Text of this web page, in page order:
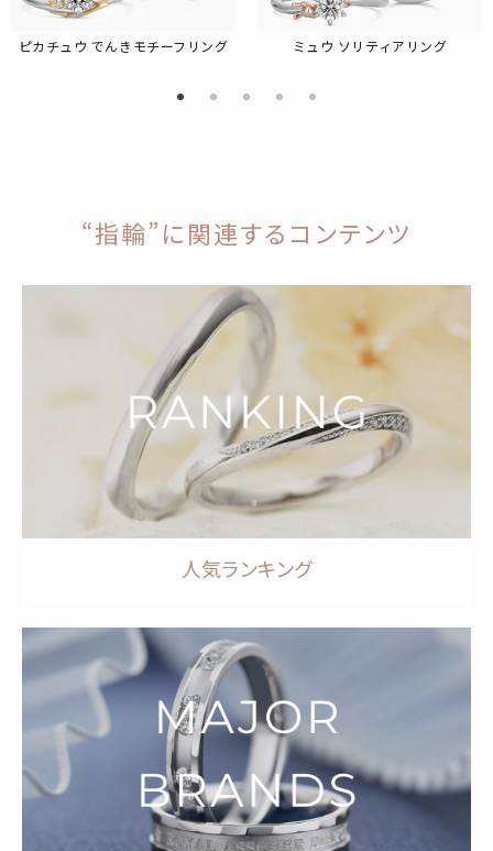
ピカチュウ でんきモチーフリング ミュウ ソリティアリング
“指輪”に関連するコンテンツ
人気ランキング